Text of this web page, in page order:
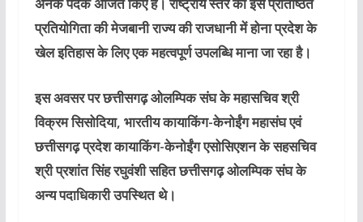
प्रतियोगिता की मेजबानी राज्य की राजधानी में होना प्रदेश के
खेल इतिहास के लिए एक महत्वपूर्ण उपलब्धि माना जा रहा है।
इस अवसर पर छत्तीसगढ़ ओलम्पिक संघ के महासचिव श्री
विक्रम सिसोदिया, भारतीय कायाकिंग-केनोईंग महासंघ एवं
छत्तीसगढ़ प्रदेश कायाकिंग-केनोईंग एसोसिएशन के सहसचिव
श्री प्रशांत सिंह रघुवंशी सहित छत्तीसगढ़ ओलम्पिक संघ के
अन्य पदाधिकारी उपस्थित थे।